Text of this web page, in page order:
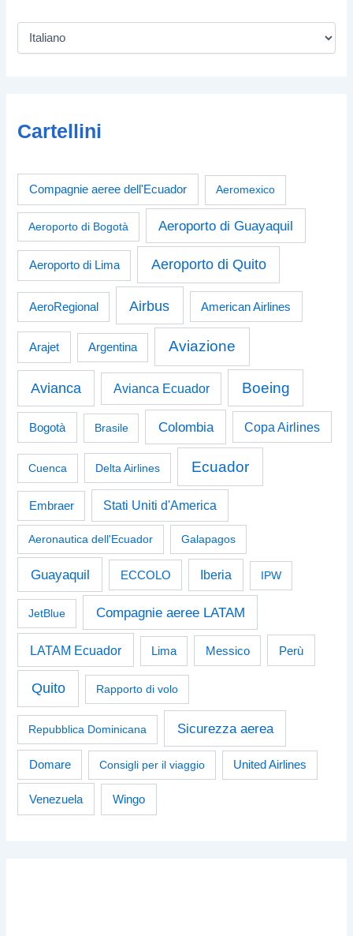
Cartellini
Compagnie aeree dell'Ecuador Aeromexico
Aeroporto di Bogotà Aeroporto di Guayaquil
Aeroporto di Lima Aeroporto di Quito
AeroRegional Airbus American Airlines
Arajet Argentina Aviazione
Avianca Avianca Ecuador Boeing
Bogotà Brasile Colombia Copa Airlines
Cuenca Delta Airlines Ecuador
Embraer Stati Uniti d'America
Aeronautica dell'Ecuador Galapagos
Guayaquil ECCOLO Iberia IPW
JetBlue Compagnie aeree LATAM
LATAM Ecuador Lima Messico Perù
Quito Rapporto di volo
Repubblica Dominicana Sicurezza aerea
Domare Consigli per il viaggio United Airlines
Venezuela Wingo